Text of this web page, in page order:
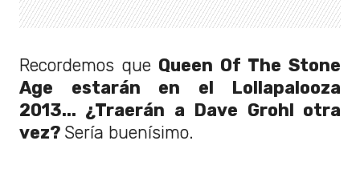
Recordemos que Queen Of The Stone
Age estarán en el Lollapalooza
2013... ¿Traerán a Dave Grohl otra
vez? Sería buenísimo.